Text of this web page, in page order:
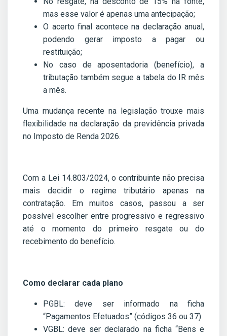
mas esse valor é apenas uma antecipação;
O acerto final acontece na declaração anual,
podendo gerar imposto a pagar ou
restituição;
No caso de aposentadoria (benefício), a
tributação também segue a tabela do IR mês
a mês.
Uma mudança recente na legislação trouxe mais
flexibilidade na declaração da previdência privada
no Imposto de Renda 2026.
Com a Lei 14.803/2024, o contribuinte não precisa
mais decidir o regime tributário apenas na
contratação. Em muitos casos, passou a ser
possível escolher entre progressivo e regressivo
até o momento do primeiro resgate ou do
recebimento do benefício.
Como declarar cada plano
PGBL: deve ser informado na ficha
“Pagamentos Efetuados” (códigos 36 ou 37)
VGBL: deve ser declarado na ficha “Bens e